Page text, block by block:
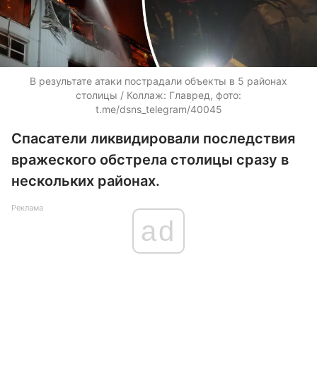
В результате атаки пострадали объекты в 5 районах
столицы / Коллаж: Главред, фото:
t.me/dsns_telegram/40045
Спасатели ликвидировали последствия
вражеского обстрела столицы сразу в
нескольких районах.
Реклама
ad